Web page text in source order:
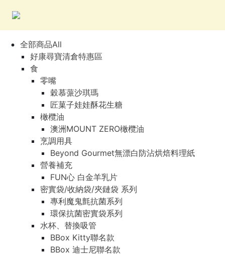
全部商品All
好康尋寶清倉特惠區
食
零嘴
穀慕蒎沙琪瑪
匠菓子娃娃酥花生糖
橄欖油
澳洲MOUNT ZERO橄欖油
烹調用具
Beyond Gourmet無漂白防沾烘焙料理紙
營養補充
FUN心 白金羊乳片
密實袋/收納袋/夾鏈袋 系列
專利魔鬼氈抗菌系列
環保抗菌密實袋系列
水杯、替換吸管
BBox Kitty聯名款
BBox 迪士尼聯名款